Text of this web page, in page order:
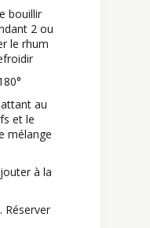
bouillir
2 ou
le rhum
au
et le
mélange
à la
Réserver